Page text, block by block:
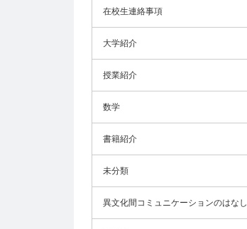
在校生連絡事項
大学紹介
授業紹介
数学
書籍紹介
未分類
異文化間コミュニケーションのはなし